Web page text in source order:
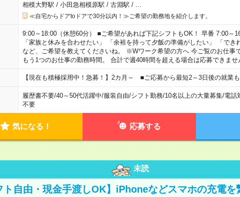
相模大野駅 / 小田急相模原駅 / 古淵駅 /
≪自宅からドアtoドアで30分以内！≫ご希望の勤務地を紹介します。
9:00～18:00（休憩60分） ■ご希望があれば下記シフトもOK！ 早番 7:00～
「家族と休みを合わせたい」 「余裕を持って夕飯の準備がしたい」 「でき
など、ご希望を教えてくださいね。 ※Wワーク希望の方へ 今ご覧のお仕事
もう1つのお仕事の勤務時間。 合計で週40時間を超える場合は応募できませ
【現在も積極採用中！急募！】2カ月～ ■ご応募から最短2～3日後の就業も
履歴書不要/40～50代活躍中/服装自由/シフト勤務/10名以上の大量募集/電話
不要
気になる！ 応募する
未読
ト自由・現金手渡しOK】iPhoneなどスマホの充電を